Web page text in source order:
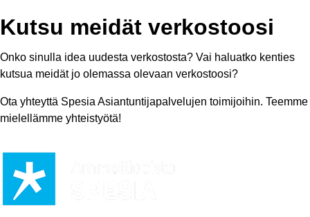
Kutsu meidät verkostoosi
Onko sinulla idea uudesta verkostosta? Vai haluatko kenties
kutsua meidät jo olemassa olevaan verkostoosi?
Ota yhteyttä Spesia Asiantuntijapalvelujen toimijoihin. Teemme
mielellämme yhteistyötä!